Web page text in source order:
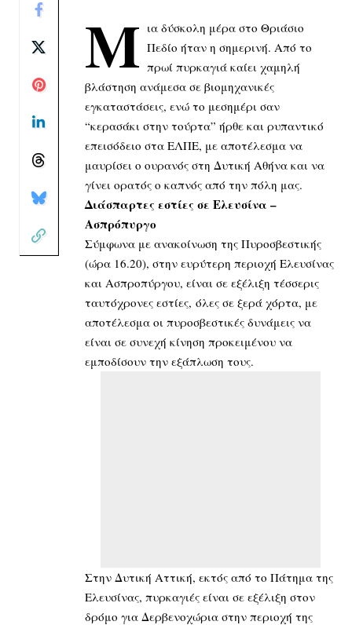
Μ ια δύσκολη μέρα στο Θριάσιο
Πεδίο ήταν η σημερινή. Από το
πρωί πυρκαγιά καίει χαμηλή
βλάστηση ανάμεσα σε βιομηχανικές
εγκαταστάσεις, ενώ το μεσημέρι σαν
“κερασάκι στην τούρτα” ήρθε και ρυπαντικό
επεισόδειο στα ΕΛΠΕ, με αποτέλεσμα να
μαυρίσει ο ουρανός στη Δυτική Αθήνα και να
γίνει ορατός ο καπνός από την πόλη μας.
Διάσπαρτες εστίες σε Ελευσίνα –
Ασπρόπυργο
Σύμφωνα με ανακοίνωση της Πυροσβεστικής
(ώρα 16.20), στην ευρύτερη περιοχή Ελευσίνας
και Ασπροπύργου, είναι σε εξέλιξη τέσσερις
ταυτόχρονες εστίες, όλες σε ξερά χόρτα, με
αποτέλεσμα οι πυροσβεστικές δυνάμεις να
είναι σε συνεχή κίνηση προκειμένου να
εμποδίσουν την εξάπλωση τους.
Στην Δυτική Αττική, εκτός από το Πάτημα της
Ελευσίνας, πυρκαγιές είναι σε εξέλιξη στον
δρόμο για Δερβενοχώρια στην περιοχή της